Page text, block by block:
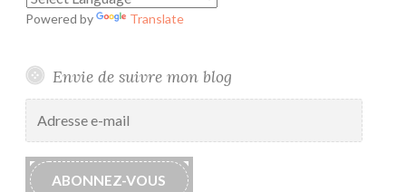
Powered by Translate
Envie de suivre mon blog
mail
ABONNEZ-VOUS